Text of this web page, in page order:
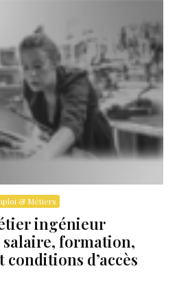
& Métiers
ingénieur
formation,
conditions d’accès